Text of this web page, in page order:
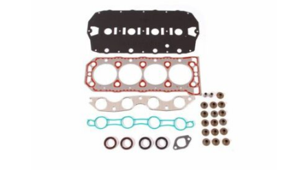
Modèles
2-Eleven
Cayman
Cayman 981
Cayman 987
Elise S1
Elise S2 (Rover)